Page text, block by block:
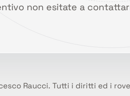
non esitate a
Raucci. Tutti i diritti ed i